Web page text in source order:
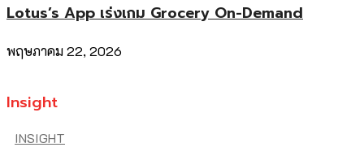
Lotus’s App เร่งเกม Grocery On-Demand
พฤษภาคม 22, 2026
Insight
INSIGHT